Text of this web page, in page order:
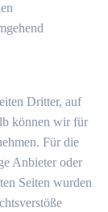
Dritter, auf
können wir für
Für die
Anbieter oder
Seiten wurden